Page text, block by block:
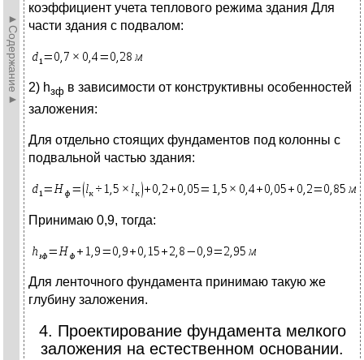
►Содержание►
коэффициент учета теплового режима здания Для
части здания с подвалом:
2) hзф в зависимости от конструктивны особенностей
заложения:
Для отдельно стоящих фундаментов под колонны с
подвальной частью здания:
Принимаю 0,9, тогда:
Для ленточного фундамента принимаю такую же
глубину заложения.
4. Проектирование фундамента мелкого
заложения на естественном основании.